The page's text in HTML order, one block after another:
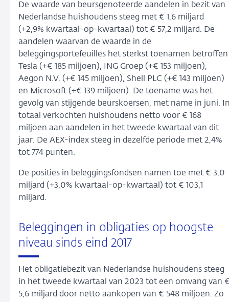
De waarde van beursgenoteerde aandelen in bezit van
Nederlandse huishoudens steeg met € 1,6 miljard
(+2,9% kwartaal-op-kwartaal) tot € 57,2 miljard. De
aandelen waarvan de waarde in de
beleggingsportefeuilles het sterkst toenamen betroffen
Tesla (+€ 185 miljoen), ING Groep (+€ 153 miljoen),
Aegon N.V. (+€ 145 miljoen), Shell PLC (+€ 143 miljoen)
en Microsoft (+€ 139 miljoen). De toename was het
gevolg van stijgende beurskoersen, met name in juni.
totaal verkochten huishoudens netto voor € 168
miljoen aan aandelen in het tweede kwartaal van dit
jaar. De AEX-index steeg in dezelfde periode met 2,4%
tot 774 punten.
De posities in beleggingsfondsen namen toe met € 3,0
miljard (+3,0% kwartaal-op-kwartaal) tot € 103,1
miljard.
Beleggingen in obligaties op hoogste
niveau sinds eind 2017
Het obligatiebezit van Nederlandse huishoudens steeg
in het tweede kwartaal van 2023 tot een omvang van
5,6 miljard door netto aankopen van € 548 miljoen. Zo